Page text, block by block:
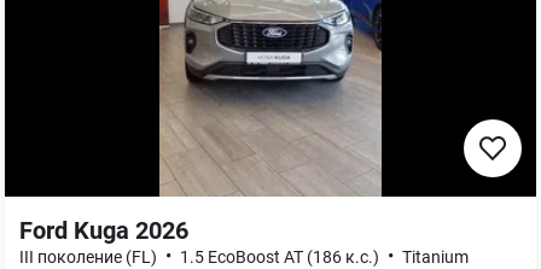
Ford Kuga 2026
III поколение (FL) • 1.5 EcoBoost AT (186 к.с.) • Titanium